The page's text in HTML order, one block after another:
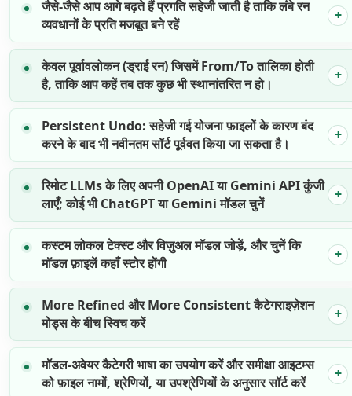
जैसे-जैसे आप आगे बढ़ते हैं प्रगति सहेजी जाती है ताकि लंबे रन
व्यवधानों के प्रति मजबूत बने रहें
केवल पूर्वावलोकन (ड्राई रन) जिसमें From/To तालिका होती
है, ताकि आप कहें तब तक कुछ भी स्थानांतरित न हो।
Persistent Undo: सहेजी गई योजना फ़ाइलों के कारण बंद
करने के बाद भी नवीनतम सॉर्ट पूर्ववत किया जा सकता है।
रिमोट LLMs के लिए अपनी OpenAI या Gemini API कुंजी
लाएँ; कोई भी ChatGPT या Gemini मॉडल चुनें
कस्टम लोकल टेक्स्ट और विज़ुअल मॉडल जोड़ें, और चुनें कि
मॉडल फ़ाइलें कहाँ स्टोर होंगी
More Refined और More Consistent कैटेगराइज़ेशन
मोड्स के बीच स्विच करें
मॉडल-अवेयर कैटेगरी भाषा का उपयोग करें और समीक्षा आइटम्स
को फ़ाइल नामों, श्रेणियों, या उपश्रेणियों के अनुसार सॉर्ट करें